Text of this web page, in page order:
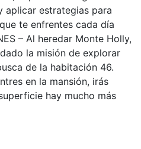
aplicar estrategias para
te enfrentes cada día
– Al heredar Monte Holly,
la misión de explorar
de la habitación 46.
en la mansión, irás
hay mucho más